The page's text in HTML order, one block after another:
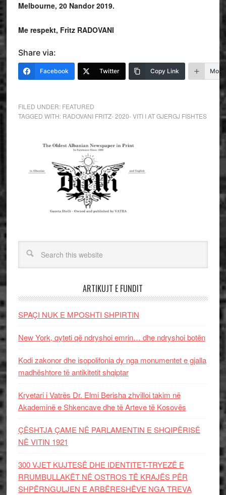
Melbourne, 20 Nandor 2019.
Me respekt, Fritz RADOVANI
Share via:
Facebook Twitter Copy Link More
FILED UNDER: FEATURED
TAGGED WITH: RADOVANI FRITZ- 2020- VITI I AT GJERGJ FISHTES
ARTIKUJT E FUNDIT
SPAÇI NUK E MPOSHTI SHPIRTIN
New York, qyteti që ndryshoi emrin… dhe ndryshoi botën
Kodi zakonor dhe isopolifonia dy nga monumentet e gjalla
madhështore të antikitetit shqiptar
Kryetari i Vatrës Dr. Elmi Berisha zhvilloi takim në
Akademinë e Shkencave dhe të Arteve të Kosovës
ÇËSHTJA ÇAME NË PARLAMENTIN E SHQIPËRISË
NË VITIN 1921
300 VJET KUJTESË DHE IDENTITET-TRYEZË E
RRUMBULLAKËT NË OSTROS TË KRAJËS PËR
SHPËRNGULJEN E ARBËRESHËVE NGA TREVA